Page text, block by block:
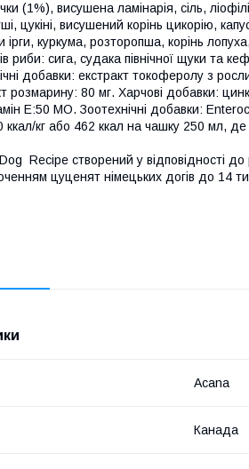
(1%), висушена ламінарія, сіль,
цукіні, висушений корінь цикорію,
куркума, розторопша, корінь
риби: сига, судака північної щуки та
добавки: екстракт токоферолу з
розмарину: 80 мг. Харчові добавки:
E:50 МО. Зоотехнічні добавки:
ккал/кг або 462 ккал на чашку 250 мл,
Recipe створений у відповідності до
цуценят німецьких догів до 14
Acana
Канада